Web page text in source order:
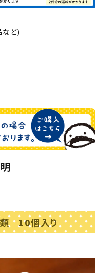
ど)
類 10個入り